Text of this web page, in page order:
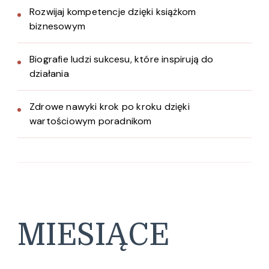
Rozwijaj kompetencje dzięki książkom
biznesowym
Biografie ludzi sukcesu, które inspirują do
działania
Zdrowe nawyki krok po kroku dzięki
wartościowym poradnikom
MIESIĄCE